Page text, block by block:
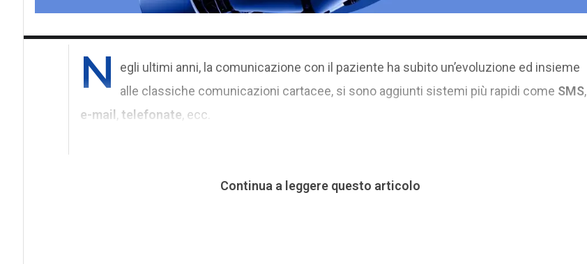
N
egli ultimi anni, la comunicazione con il paziente ha subito un’evoluzione ed insieme
alle classiche comunicazioni cartacee, si sono aggiunti sistemi più rapidi come SMS,
e-mail, telefonate, ecc.
Continua a leggere questo articolo